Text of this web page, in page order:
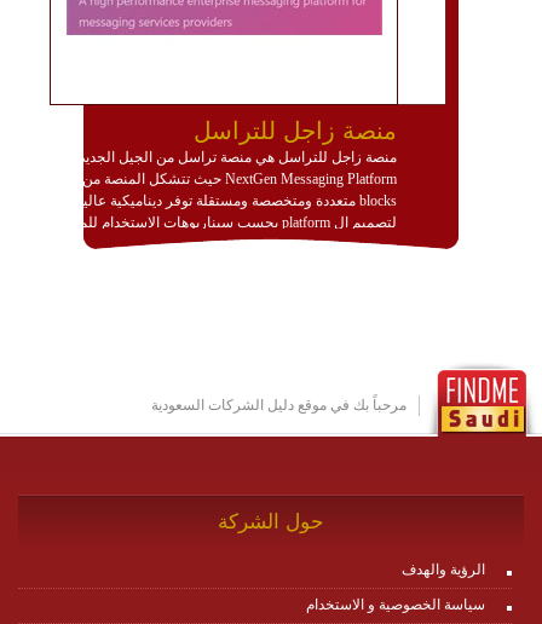
منصة زاجل للتراسل
منصة زاجل للتراسل هي منصة تراسل من الجيل الجديد
NextGen Messaging Platform حيث تتشكل المنصة من
blocks متعددة ومتخصصة ومستقلة توفر ديناميكية عالية
لتصميم ال platform بحسب سيناريوهات الاستخدام للمنصة
وتتوافق مع النشر والاستثمار ضمن بيئة استضافة dedicated
http://www.plutosms.com/zagel
مرحباً بك في موقع دليل الشركات السعودية
حول الشركة
الرؤية والهدف
سياسة الخصوصية و الاستخدام